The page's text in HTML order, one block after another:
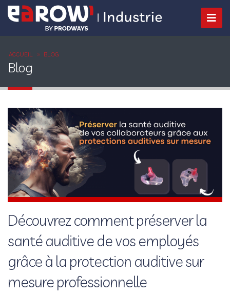
ACCUEIL BLOG
Blog
Découvrez comment préserver la
santé auditive de vos employés
grâce à la protection auditive sur
mesure professionnelle